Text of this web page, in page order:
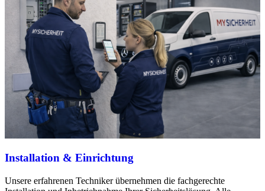
Installation & Einrichtung
Unsere erfahrenen Techniker übernehmen die fachgerechte